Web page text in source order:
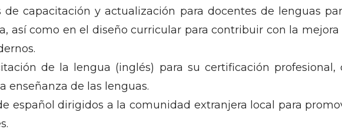
de capacitación y actualización para docentes de lenguas
así como en el diseño curricular para contribuir con la
de la lengua (inglés) para su certificación
enseñanza de las lenguas.
español dirigidos a la comunidad extranjera local para